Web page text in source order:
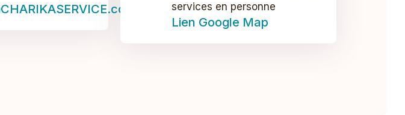
services en personne
Lien Google Map